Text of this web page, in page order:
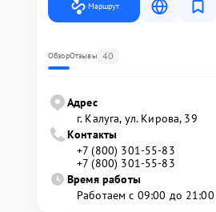
Маршрут
ОбзорОтзывы 40
Адрес
г. Калуга, ул. Кирова, 39
Контакты
+7 (800) 301-55-83
+7 (800) 301-55-83
Время работы
Работаем с 09:00 до 21:00